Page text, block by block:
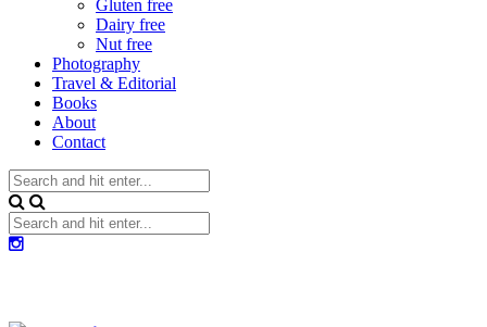
Gluten free
Dairy free
Nut free
Photography
Travel & Editorial
Books
About
Contact